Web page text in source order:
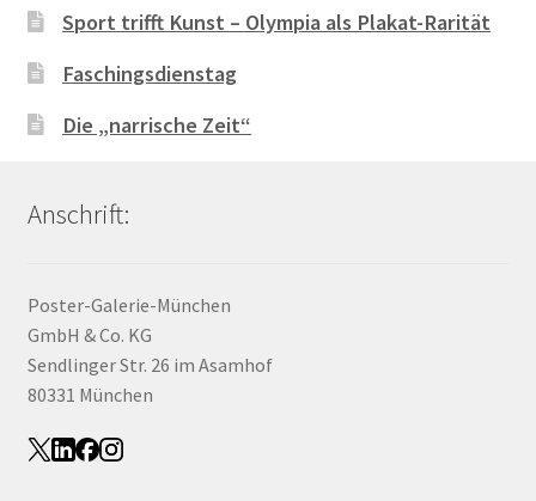
Sport trifft Kunst – Olympia als Plakat-Rarität
Faschingsdienstag
Die „narrische Zeit“
Anschrift:
Poster-Galerie-München
GmbH & Co. KG
Sendlinger Str. 26 im Asamhof
80331 München